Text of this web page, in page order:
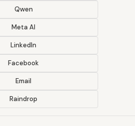
Qwen
Meta AI
LinkedIn
Facebook
Email
Raindrop